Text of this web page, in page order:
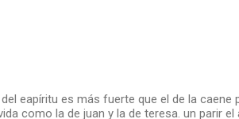
eapíritu es más fuerte que el de la caene
como la de juan y la de teresa. un parir